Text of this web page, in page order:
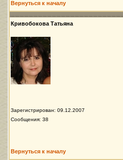
Вернуться к началу
Кривобокова Татьяна
Зарегистрирован: 09.12.2007
Сообщения: 38
Вернуться к началу